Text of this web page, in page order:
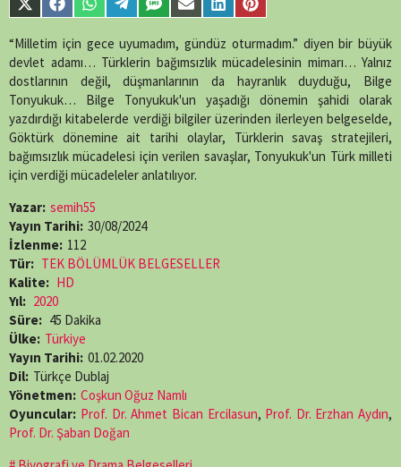
Share
on
X
(Twitter)
Share
on
Facebook
Share
on
WhatsApp
Share
on
Telegram
Share
on
SMS
Share
on
Email
Share
on
LinkedIn
Share
on
Pinterest
“Milletim için gece uyumadım, gündüz oturmadım.” diyen bir büyük
devlet adamı… Türklerin bağımsızlık mücadelesinin mimarı… Yalnız
dostlarının değil, düşmanlarının da hayranlık duyduğu, Bilge
Tonyukuk… Bilge Tonyukuk'un yaşadığı dönemin şahidi olarak
yazdırdığı kitabelerde verdiği bilgiler üzerinden ilerleyen belgeselde,
Göktürk dönemine ait tarihi olaylar, Türklerin savaş stratejileri,
bağımsızlık mücadelesi için verilen savaşlar, Tonyukuk'un Türk milleti
için verdiği mücadeleler anlatılıyor.
Yazar: semih55
Yayın Tarihi: 30/08/2024
İzlenme: 112
Tür: TEK BÖLÜMLÜK BELGESELLER
Kalite: HD
Yıl: 2020
Süre: 45 Dakika
Ülke: Türkiye
Yayın Tarihi: 01.02.2020
Dil: Türkçe Dublaj
Yönetmen: Coşkun Oğuz Namlı
Oyuncular: Prof. Dr. Ahmet Bican Ercilasun, Prof. Dr. Erzhan Aydın,
Prof. Dr. Şaban Doğan